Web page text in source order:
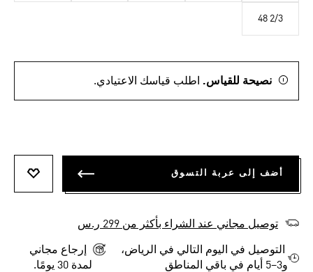
48 2/3
نصيحة للقياس. اطلب قياسك الاعتيادي.
أضف إلى عربة التسوق
توصيل مجاني عند الشراء بأكثر من 299 ر.س
التوصيل في اليوم التالي في الرياض،
و3–5 أيام في باقي المناطق
إرجاع مجاني
لمدة 30 يومًا.